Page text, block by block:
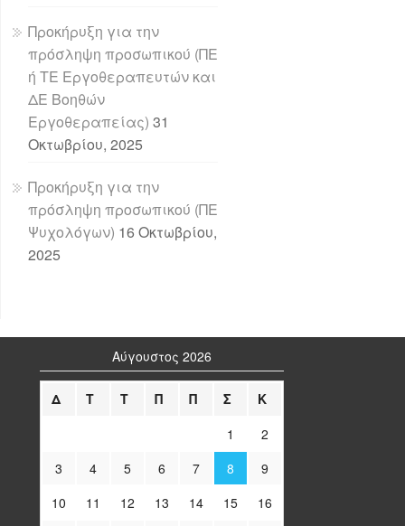
Προκήρυξη για την
πρόσληψη προσωπικού (ΠΕ
ή ΤΕ Εργοθεραπευτών και
ΔΕ Βοηθών
Εργοθεραπείας) 31
Οκτωβρίου, 2025
Προκήρυξη για την
πρόσληψη προσωπικού (ΠΕ
Ψυχολόγων) 16 Οκτωβρίου,
2025
Αύγουστος 2026
Δ Τ Τ Π Π Σ
Κ
1
2
3
4 5 6 7 8
9
10
11 12 13 14 15
16